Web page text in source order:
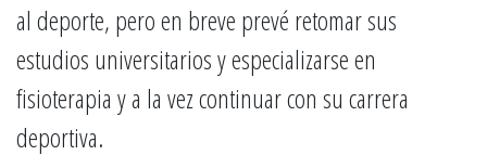
al deporte, pero en breve prevé retomar sus
estudios universitarios y especializarse en
fisioterapia y a la vez continuar con su carrera
deportiva.